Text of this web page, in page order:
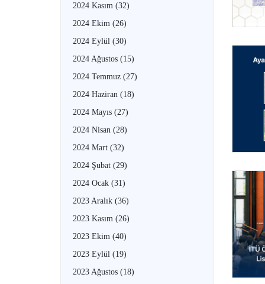
2024 Kasım (32)
2024 Ekim (26)
2024 Eylül (30)
2024 Ağustos (15)
2024 Temmuz (27)
2024 Haziran (18)
2024 Mayıs (27)
2024 Nisan (28)
2024 Mart (32)
2024 Şubat (29)
2024 Ocak (31)
2023 Aralık (36)
2023 Kasım (26)
2023 Ekim (40)
2023 Eylül (19)
2023 Ağustos (18)